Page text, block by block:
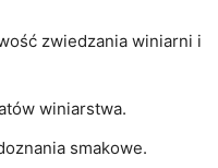
zwiedzania ​winiarni i
winiarstwa.
smakowe.